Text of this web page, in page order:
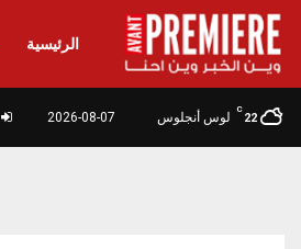
الرئيسية
22
C
لوس أنجلوس 2026-08-07